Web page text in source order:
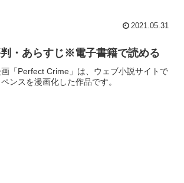
2021.05.31
・あらすじ※電子書籍で読める
「Perfect Crime」は、ウェブ小説サイトで
ンスを漫画化した作品です。